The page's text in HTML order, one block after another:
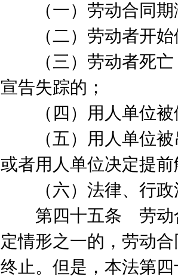
（一）劳动合同期
（二）劳动者开始
（三）劳动者死亡
宣告失踪的；
（四）用人单位被
（五）用人单位被
或者用人单位决定提
（六）法律、行政
第四十五条 劳动合
定情形之一的，劳动
终止。但是，本法第